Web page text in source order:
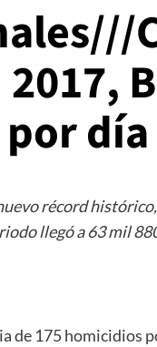
día
récord
llegó a 63 mil
de 175 homicidios